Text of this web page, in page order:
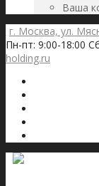
Ваша
г. Москва, ул.
Пн-пт: 9:00-18:00
holding.ru